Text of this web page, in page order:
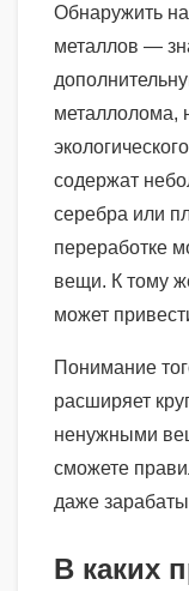
Обнаружить
металлов —
металлолома,
содержат
серебра или
переработке
вещи. К тому
может
Понимание
расширяет
ненужными
сможете
даже
В каких